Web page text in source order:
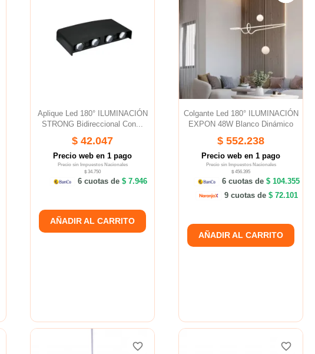
Aplique Led 180° ILUMINACIÓN
STRONG Bidireccional Con...
$ 42.047
Precio web en 1 pago
Precio sin Impuestos Nacionales
$ 34.750
6 cuotas de$ 7.946
AÑADIR AL CARRITO
Colgante Led 180° ILUMINACIÓN
EXPON 48W Blanco Dinámico
$ 552.238
Precio web en 1 pago
Precio sin Impuestos Nacionales
$ 456.395
6 cuotas de$ 104.355
9 cuotas de $ 72.101
AÑADIR AL CARRITO
favorite_border
favorite_border
favorite_border favorite_border
favorite_border
favorite_border